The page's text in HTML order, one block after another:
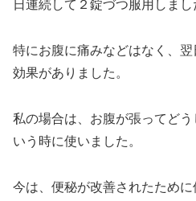
日連続して２錠づつ服用しまし
特にお腹に痛みなどはなく、
効果がありました。
私の場合は、お腹が張ってど
いう時に使いました。
今は、便秘が改善されたため